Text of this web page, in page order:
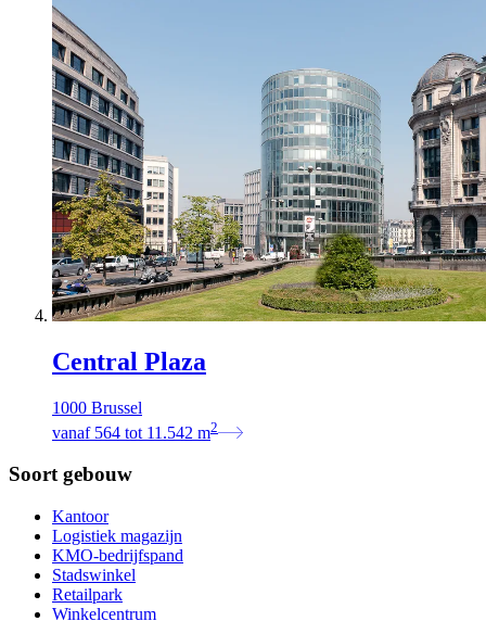
Central Plaza
1000 Brussel
vanaf 564 tot 11.542 m2
Soort gebouw
Kantoor
Logistiek magazijn
KMO-bedrijfspand
Stadswinkel
Retailpark
Winkelcentrum